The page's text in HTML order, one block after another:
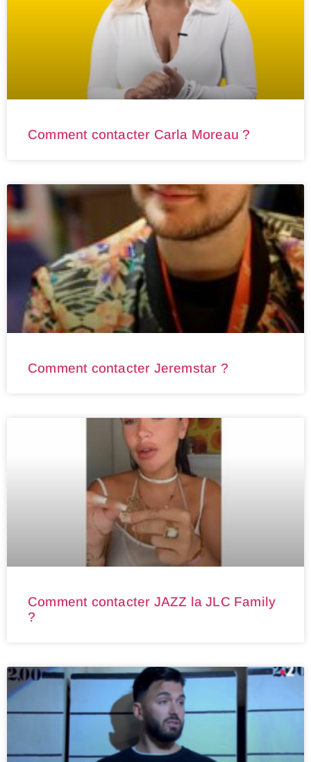
Comment contacter Carla Moreau ?
Comment contacter Jeremstar ?
Comment contacter JAZZ la JLC Family
?